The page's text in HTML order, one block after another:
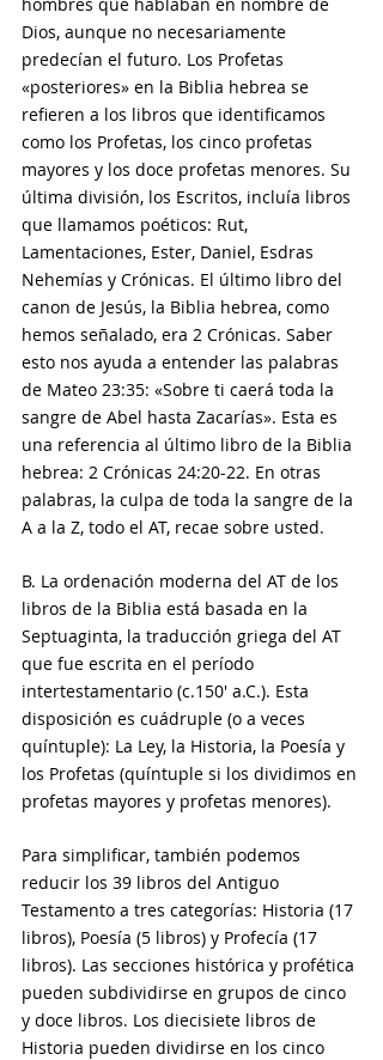
Dios, aunque no necesariamente
predecían el futuro. Los Profetas
«posteriores» en la Biblia hebrea se
refieren a los libros que identificamos
como los Profetas, los cinco profetas
mayores y los doce profetas menores. Su
última división, los Escritos, incluía libros
que llamamos poéticos: Rut,
Lamentaciones, Ester, Daniel, Esdras
Nehemías y Crónicas. El último libro del
canon de Jesús, la Biblia hebrea, como
hemos señalado, era 2 Crónicas. Saber
esto nos ayuda a entender las palabras
de Mateo 23:35: «Sobre ti caerá toda la
sangre de Abel hasta Zacarías». Esta es
una referencia al último libro de la Biblia
hebrea: 2 Crónicas 24:20-22. En otras
palabras, la culpa de toda la sangre de la
A a la Z, todo el AT, recae sobre usted.
B. La ordenación moderna del AT de los
libros de la Biblia está basada en la
Septuaginta, la traducción griega del AT
que fue escrita en el período
intertestamentario (c.150' a.C.). Esta
disposición es cuádruple (o a veces
quíntuple): La Ley, la Historia, la Poesía y
los Profetas (quíntuple si los dividimos en
profetas mayores y profetas menores).
Para simplificar, también podemos
reducir los 39 libros del Antiguo
Testamento a tres categorías: Historia (17
libros), Poesía (5 libros) y Profecía (17
libros). Las secciones histórica y profética
pueden subdividirse en grupos de cinco
y doce libros. Los diecisiete libros de
Historia pueden dividirse en los cinco